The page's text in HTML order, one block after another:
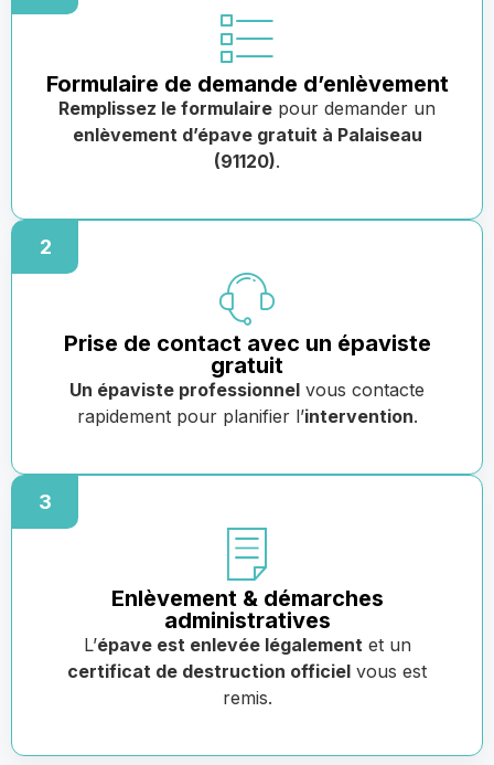
Formulaire de demande d’enlèvement
Remplissez le formulaire pour demander un
enlèvement d’épave gratuit à Palaiseau
(91120).
2
Prise de contact avec un épaviste
gratuit
Un épaviste professionnel vous contacte
rapidement pour planifier l’intervention.
3
Enlèvement & démarches
administratives
L’épave est enlevée légalement et un
certificat de destruction officiel vous est
remis.